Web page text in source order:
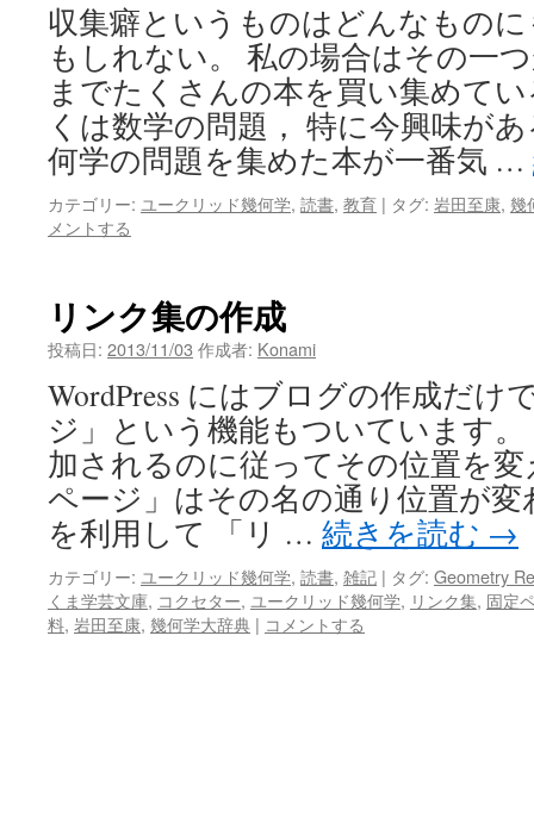
収集癖というものはどんなもの
もしれない。 私の場合はその一
までたくさんの本を買い集めて
くは数学の問題， 特に今興味が
何学の問題を集めた本が一番気 …
カテゴリー: ユークリッド幾何学, 読書, 教育 | タグ: 岩田至康, 幾
メントする
リンク集の作成
投稿日: 2013/11/03 作成者: Konami
WordPress にはブログの作成だけ
ジ」という機能もついています
加されるのに従ってその位置を
ページ」はその名の通り位置が
を利用して 「リ … 続きを読む →
カテゴリー: ユークリッド幾何学, 読書, 雑記 | タグ: Geometry
くま学芸文庫, コクセター, ユークリッド幾何学, リンク集, 固定
料, 岩田至康, 幾何学大辞典 | コメントする